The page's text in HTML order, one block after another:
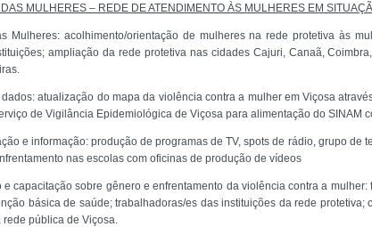
MULHERES – REDE DE ATENDIMENTO ÀS MULHERES EM
Mulheres: acolhimento/orientação de mulheres na rede protetiva às
ampliação da rede protetiva nas cidades Cajuri, Canaã,
atualização do mapa da violência contra a mulher em Viçosa
de Vigilância Epidemiológica de Viçosa para alimentação do SINAM
e informação: produção de programas de TV, spots de rádio, grupo
nas escolas com oficinas de produção de vídeos
e capacitação sobre gênero e enfrentamento da violência contra a
básica de saúde; trabalhadoras/es das instituições da rede
pública de Viçosa.